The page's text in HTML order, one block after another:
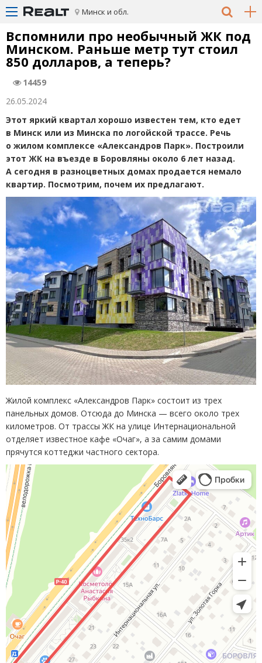
Минск и обл.
Вспомнили про необычный ЖК под
Минском. Раньше метр тут стоил
850 долларов, а теперь?
14459
26.05.2024
Этот яркий квартал хорошо известен тем, кто едет
в Минск или из Минска по логойской трассе. Речь
о жилом комплексе «Александров Парк». Построили
этот ЖК на въезде в Боровляны около 6 лет назад.
А сегодня в разноцветных домах продается немало
квартир. Посмотрим, почем их предлагают.
Жилой комплекс «Александров Парк» состоит из трех
панельных домов. Отсюда до Минска — всего около трех
километров. От трассы ЖК на улице Интернациональной
отделяет известное кафе «Очаг», а за самим домами
прячутся коттеджи частного сектора.